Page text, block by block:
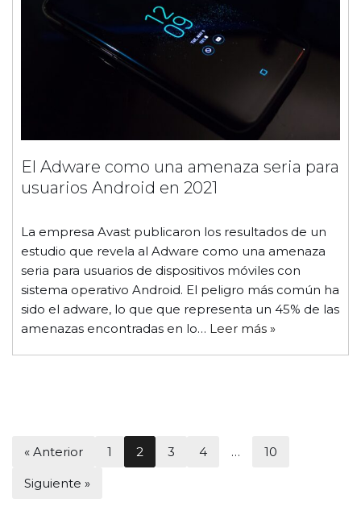
El Adware como una amenaza seria para
usuarios Android en 2021
La empresa Avast publicaron los resultados de un
estudio que revela al Adware como una amenaza
seria para usuarios de dispositivos móviles con
sistema operativo Android. El peligro más común ha
sido el adware, lo que que representa un 45% de las
amenazas encontradas en lo… Leer más »
« Anterior 1 2 3 4 … 10
Siguiente »